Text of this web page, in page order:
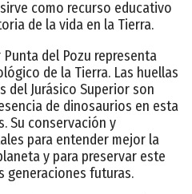
como recurso educativo
de la vida en la Tierra.
del Pozu representa
de la Tierra. Las huellas
del Jurásico Superior son
de dinosaurios en esta
Su conservación y
para entender mejor la
y para preservar este
generaciones futuras.